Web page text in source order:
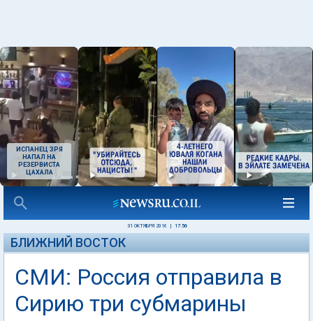
ИСПАНЕЦ ЗРЯ
НАПАЛ НА
РЕЗЕРВИСТА
ЦАХАЛА
31 ОКТЯБРЯ 2016 17:56
БЛИЖНИЙ ВОСТОК
СМИ: Россия отправила в
Сирию три субмарины